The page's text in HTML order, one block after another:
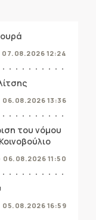
07.08.2026 12:24
06.08.2026 13:36
του νόμου
06.08.2026 11:50
05.08.2026 16:59